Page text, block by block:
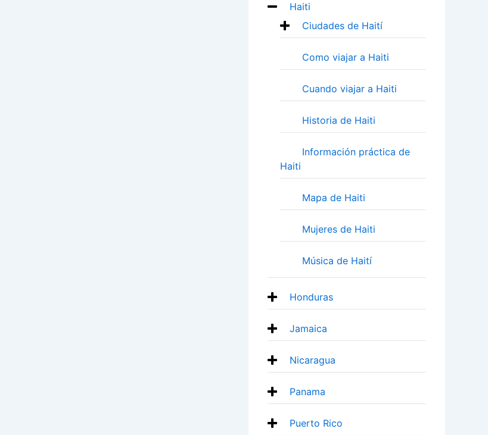
Haiti
Ciudades de Haití
Como viajar a Haiti
Cuando viajar a Haiti
Historia de Haiti
Información práctica de
Haiti
Mapa de Haiti
Mujeres de Haiti
Música de Haití
Honduras
Jamaica
Nicaragua
Panama
Puerto Rico